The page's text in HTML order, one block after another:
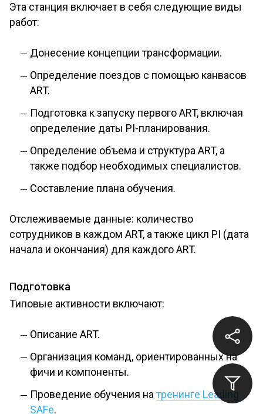
Эта станция включает в себя следующие виды
работ:
Донесение концепции трансформации.
Определение поездов с помощью канвасов
ART.
Подготовка к запуску первого ART, включая
определение даты PI-планирования.
Определение объема и структура ART, а
также подбор необходимых специалистов.
Составление плана обучения.
Отслеживаемые данные: количество
сотрудников в каждом ART, а также цикл PI (дата
начала и окончания) для каждого ART.
Подготовка
Типовые активности включают:
Описание ART.
Организация команд, ориентированных на
фичи и компоненты.
Проведение обучения натренинге Leading
SAFe.